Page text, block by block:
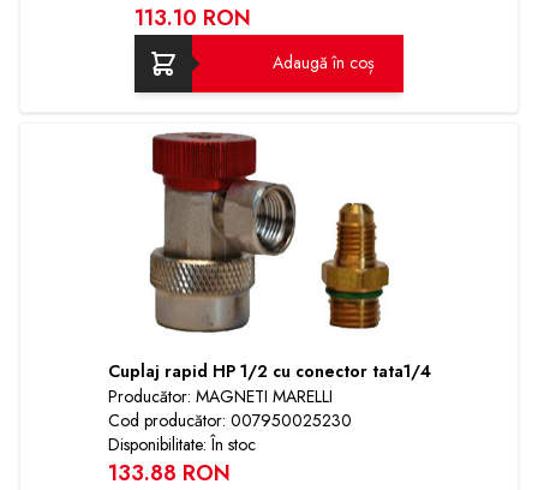
113.10 RON
Adaugă în coș
Cuplaj rapid HP 1/2 cu conector tata1/4
Producător: MAGNETI MARELLI
Cod producător: 007950025230
Disponibilitate: În stoc
133.88 RON